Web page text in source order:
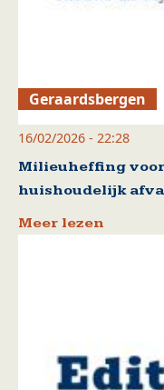
Geraardsbergen
16/02/2026 - 22:28
Milieuheffing
huishoudelijk
Meer lezen